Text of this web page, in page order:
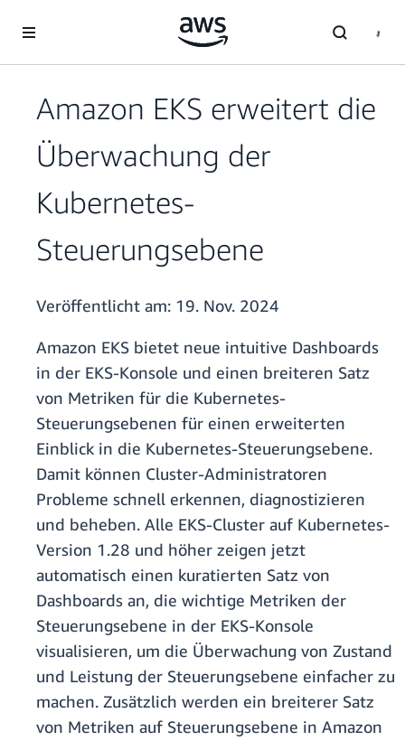
Überspringen zum Hauptinhalt
Amazon EKS erweitert die
Überwachung der
Kubernetes-
Steuerungsebene
Veröffentlicht am: 19. Nov. 2024
Amazon EKS bietet neue intuitive Dashboards
in der EKS-Konsole und einen breiteren Satz
von Metriken für die Kubernetes-
Steuerungsebenen für einen erweiterten
Einblick in die Kubernetes-Steuerungsebene.
Damit können Cluster-Administratoren
Probleme schnell erkennen, diagnostizieren
und beheben. Alle EKS-Cluster auf Kubernetes-
Version 1.28 und höher zeigen jetzt
automatisch einen kuratierten Satz von
Dashboards an, die wichtige Metriken der
Steuerungsebene in der EKS-Konsole
visualisieren, um die Überwachung von Zustand
und Leistung der Steuerungsebene einfacher zu
machen. Zusätzlich werden ein breiterer Satz
von Metriken auf Steuerungsebene in Amazon